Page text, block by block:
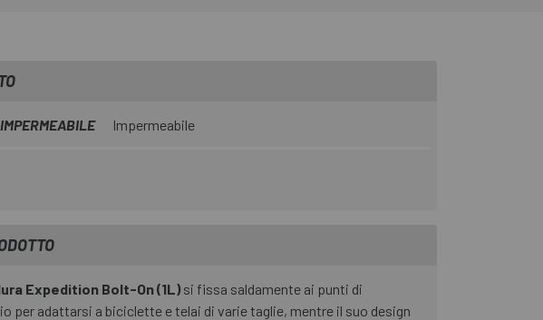
Impermeabile
Expedition Bolt-On (1L)si fissa saldamente ai punti di
adattarsi a biciclette e telai di varie taglie, mentre il suo design